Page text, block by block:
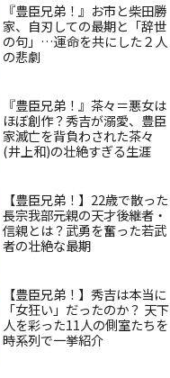
『豊臣兄弟！』お市と柴田勝
家、自刃しての最期と「辞世
の句」…運命を共にした２人
の悲劇
『豊臣兄弟！』茶々＝悪女は
ほぼ創作？秀吉が溺愛、豊臣
家滅亡を背負わされた茶々
(井上和)の壮絶すぎる生涯
【豊臣兄弟！】22歳で散った
長宗我部元親の天才後継者・
信親とは？武勇を奮った若武
者の壮絶な最期
【豊臣兄弟！】秀吉は本当に
「女狂い」だったのか？ 天下
人を彩った11人の側室たちを
時系列で一挙紹介